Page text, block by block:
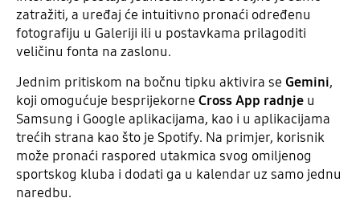
zatražiti, a uređaj će intuitivno pronaći određenu
fotografiju u Galeriji ili u postavkama prilagoditi
veličinu fonta na zaslonu.
Jednim pritiskom na bočnu tipku aktivira se Gemini,
koji omogućuje besprijekorne Cross App radnjeu
Samsung i Google aplikacijama, kao i u aplikacijama
trećih strana kao što je Spotify. Na primjer, korisnik
može pronaći raspored utakmica svog omiljenog
sportskog kluba i dodati ga u kalendar uz samo jednu
naredbu.